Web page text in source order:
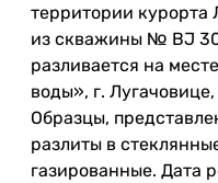
территории курорта
из скважины № ВЈ
разливается на
воды», г.
Образцы,
разлиты в
газированные. Дата